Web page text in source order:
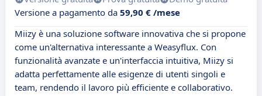
Versione a pagamento da 59,90 € /mese
Miizy è una soluzione software innovativa che si propone
come un'alternativa interessante a Weasyflux. Con
funzionalità avanzate e un'interfaccia intuitiva, Miizy si
adatta perfettamente alle esigenze di utenti singoli e
team, rendendo il lavoro più efficiente e collaborativo.